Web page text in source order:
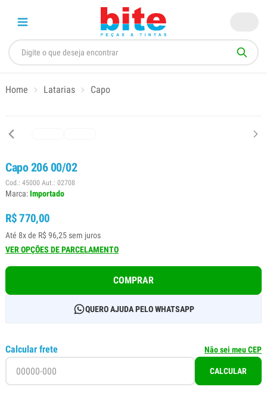
Home Latarias Capo
Capo 206 00/02
Cod.: 45000 Aut.: 02708
Marca:Importado
R$ 770,00
Até 8x de R$ 96,25 sem juros
VER OPÇÕES DE PARCELAMENTO
COMPRAR
QUERO AJUDA PELO WHATSAPP
Calcular frete Não sei meu CEP
CALCULAR